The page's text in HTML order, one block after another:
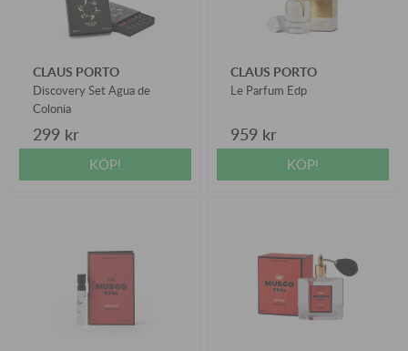
CLAUS PORTO
Discovery Set Agua de
Colonia
299 kr
KÖP!
CLAUS PORTO
Le Parfum Edp
959 kr
KÖP!